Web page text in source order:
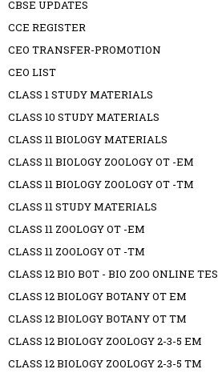
CBSE UPDATES
CCE REGISTER
CEO TRANSFER-PROMOTION
CEO LIST
CLASS 1 STUDY MATERIALS
CLASS 10 STUDY MATERIALS
CLASS 11 BIOLOGY MATERIALS
CLASS 11 BIOLOGY ZOOLOGY OT -EM
CLASS 11 BIOLOGY ZOOLOGY OT -TM
CLASS 11 STUDY MATERIALS
CLASS 11 ZOOLOGY OT -EM
CLASS 11 ZOOLOGY OT -TM
CLASS 12 BIO BOT - BIO ZOO ONLINE
CLASS 12 BIOLOGY BOTANY OT EM
CLASS 12 BIOLOGY BOTANY OT TM
CLASS 12 BIOLOGY ZOOLOGY 2-3-5 EM
CLASS 12 BIOLOGY ZOOLOGY 2-3-5 TM